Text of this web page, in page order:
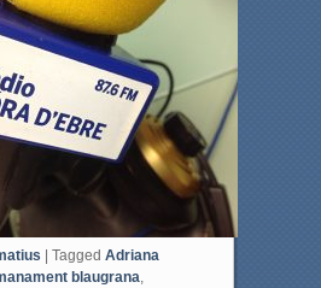
b
o
o
k
t
e
r
Tagged Adriana
blaugrana,